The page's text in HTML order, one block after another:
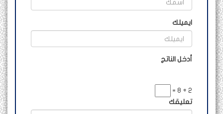
ايميلك
أدخل الناتج
2 + 8 =
تعليقك